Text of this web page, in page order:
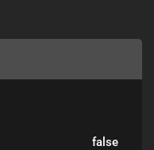
false